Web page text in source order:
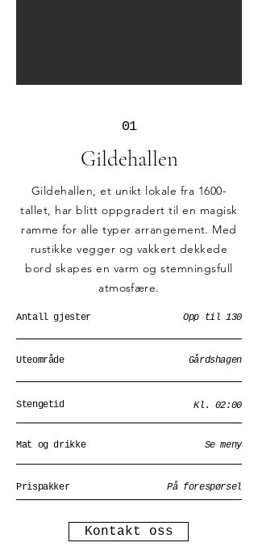
01
Gildehallen
Gildehallen, et unikt lokale fra 1600-
tallet, har blitt oppgradert til en magisk
ramme for alle typer arrangement. Med
rustikke vegger og vakkert dekkede
bord skapes en varm og stemningsfull
atmosfære.
Antall gjester Opp til 130
Uteområde Gårdshagen
Stengetid Kl. 02:00
Mat og drikke Se meny
Prispakker På forespørsel
Kontakt oss